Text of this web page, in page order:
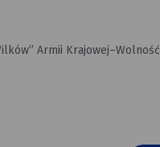
Armii Krajowej–Wolność